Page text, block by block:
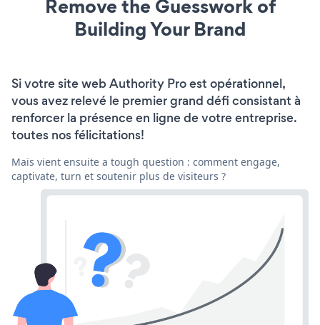
Remove the Guesswork of
Building Your Brand
Si votre site web Authority Pro est opérationnel,
vous avez relevé le premier grand défi consistant à
renforcer la présence en ligne de votre entreprise.
toutes nos félicitations!
Mais vient ensuite a tough question : comment engage,
captivate, turn et soutenir plus de visiteurs ?